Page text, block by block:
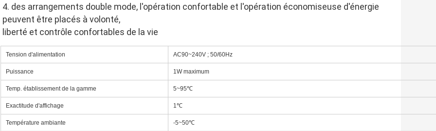
4. des arrangements double mode, l'opération confortable et l'opération économiseuse d'énergie
peuvent être placés à volonté,
liberté et contrôle confortables de la vie
Tension d'alimentation AC90~240V ; 50/60Hz
Puissance 1W maximum
Temp. établissement de la gamme 5~95℃
Exactitude d'affichage 1℃
Température ambiante -5~50℃